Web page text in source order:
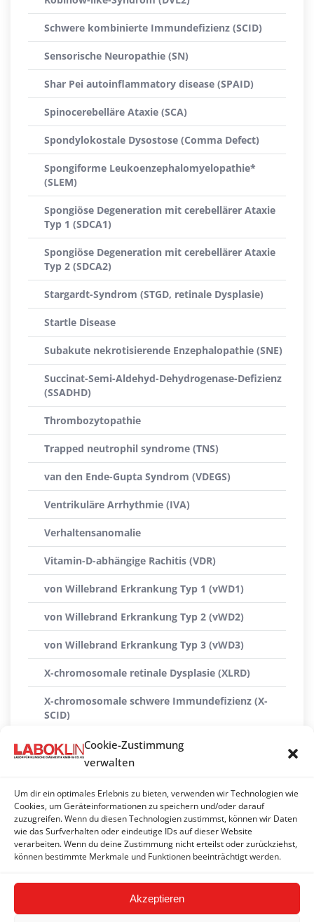
Cookie-Zustimmung
verwalten
Um dir ein optimales Erlebnis zu bieten, verwenden wir Technologien wie
Cookies, um Geräteinformationen zu speichern und/oder darauf
zuzugreifen. Wenn du diesen Technologien zustimmst, können wir Daten
wie das Surfverhalten oder eindeutige IDs auf dieser Website
verarbeiten. Wenn du deine Zustimmung nicht erteilst oder zurückziehst,
können bestimmte Merkmale und Funktionen beeinträchtigt werden.
Akzeptieren
Schwere kombinierte Immundefizienz (SCID)
Sensorische Neuropathie (SN)
Shar Pei autoinflammatory disease (SPAID)
Spinocerebelläre Ataxie (SCA)
Spondylokostale Dysostose (Comma Defect)
Spongiforme Leukoenzephalomyelopathie*
(SLEM)
Spongiöse Degeneration mit cerebellärer Ataxie
Typ 1 (SDCA1)
Spongiöse Degeneration mit cerebellärer Ataxie
Typ 2 (SDCA2)
Stargardt-Syndrom (STGD, retinale Dysplasie)
Startle Disease
Subakute nekrotisierende Enzephalopathie (SNE)
Succinat-Semi-Aldehyd-Dehydrogenase-Defizienz
(SSADHD)
Thrombozytopathie
Trapped neutrophil syndrome (TNS)
van den Ende-Gupta Syndrom (VDEGS)
Ventrikuläre Arrhythmie (IVA)
Verhaltensanomalie
Vitamin-D-abhängige Rachitis (VDR)
von Willebrand Erkrankung Typ 1 (vWD1)
von Willebrand Erkrankung Typ 2 (vWD2)
von Willebrand Erkrankung Typ 3 (vWD3)
X-chromosomale retinale Dysplasie (XLRD)
X-chromosomale schwere Immundefizienz (X-
SCID)
X-linked Myopathie (XL-MTM)
Xanthinurie Typ II
ZNS-Atrophie mit zerebellarer Ataxie (CACA)
Zwergwuchs (hypophysäre Form)
Zwergwuchs (Skeletale Dysplasie 2) (SD2)